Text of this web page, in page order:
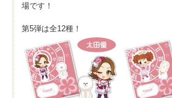
場です！
第5弾は全12種！